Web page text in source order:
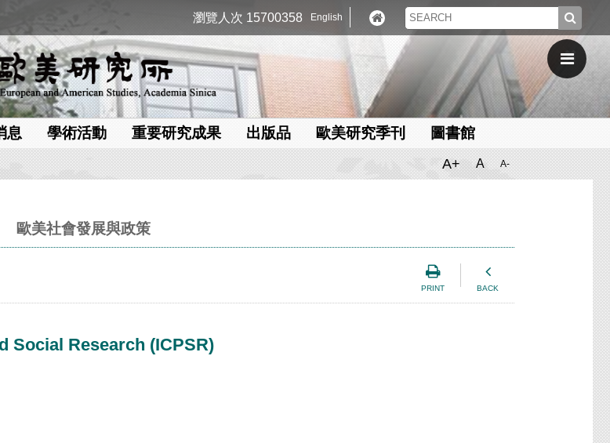
瀏覽人次 15700358 English
息 學術活動 重要研究成果 出版品 歐美研究季刊 圖書館
A+ A A-
歐美社會發展與政策
PRINT BACK
Social Research (ICPSR)